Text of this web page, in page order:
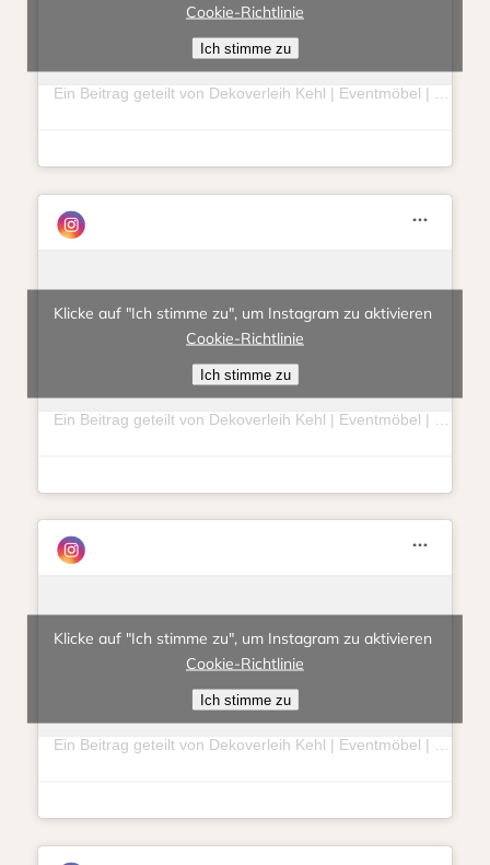
Cookie-Richtlinie
Ich stimme zu
Klicke auf "Ich stimme zu", um Instagram zu aktivieren
Cookie-Richtlinie
Ich stimme zu
Klicke auf "Ich stimme zu", um Instagram zu aktivieren
Cookie-Richtlinie
Ich stimme zu